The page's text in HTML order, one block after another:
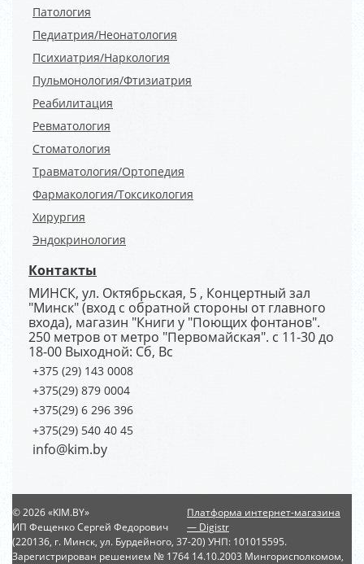
Патология
Педиатрия/Неонатология
Психиатрия/Наркология
Пульмонология/Фтизиатрия
Реабилитация
Ревматология
Стоматология
Травматология/Ортопедия
Фармакология/Токсикология
Хирургия
Эндокринология
Контакты
МИНСК, ул. Октябрьская, 5 , Концертный зал
"Минск" (вход с обратной стороны от главного
входа), магазин "Книги у "Поющих фонтанов".
250 метров от метро "Первомайская". с 11-30 до
18-00 Выходной: Сб, Вс
+375 (29) 143 0008
+375(29) 879 0004
+375(29) 6 296 396
+375(29) 540 40 45
info@kim.by
Платформа интернет-магазина
— Digistr
© 2026 «KIM.BY»
ИП Фещенко Сергей Федорович
(220136, г. Минск, ул. Бурдейного, 37-20) УНП: 101015595.
Зарегистрирован решением № 1764 14.10.2003 Мингорисполкомом,